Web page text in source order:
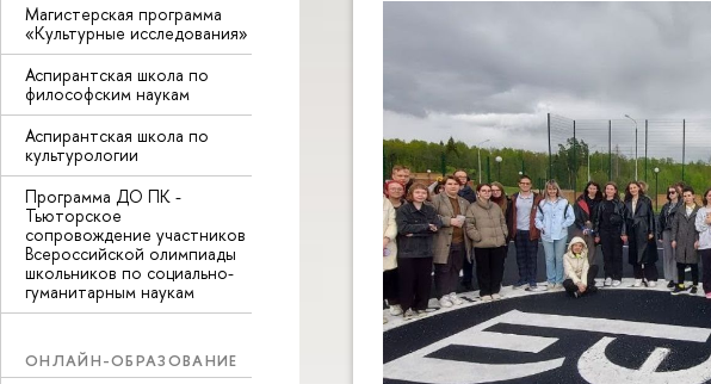
Магистерская программа
«Культурные исследования»
Аспирантская школа по
философским наукам
Аспирантская школа по
культурологии
Программа ДО ПК -
Тьюторское
сопровождение участников
Всероссийской олимпиады
школьников по социально-
гуманитарным наукам
ОНЛАЙН-ОБРАЗОВАНИЕ